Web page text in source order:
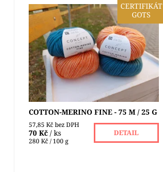
CERTIFIKÁT
GOTS
Řetízková příze z organické bavlny a
nejlepší Merino vlny. Všestranná příze
ideální jak pro pletení, tak pro
háčkování pomocí 3 mm jehlic nebo...
Dostupnost:
Skladem 17 ks
Značka:
KATIA
COTTON-MERINO FINE - 75 M / 25 G
57,85 Kč bez DPH
70 Kč / ks
280 Kč / 100 g
DETAIL